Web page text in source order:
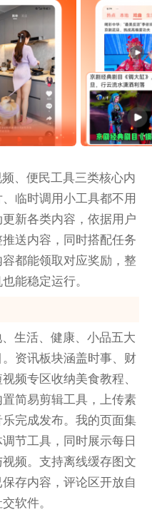
、便民工具三类核心内
临时调用小工具都不用
新各类内容，依据用户
送内容，同时搭配任务
都能领取对应奖励，整
能稳定运行。
生活、健康、小品五大
资讯板块涵盖时事、财
频专区收纳美食教程、
简易剪辑工具，上传素
完成发布。我的页面集
节工具，同时展示每日
频。支持离线缓存图文
存内容，评论区开放自
软件。